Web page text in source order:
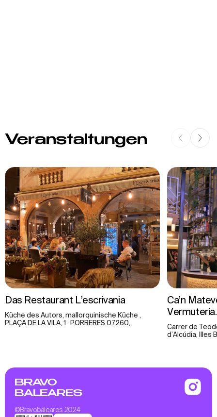
Veranstaltungen
Das Restaurant L’escrivania
Küche des Autors, mallorquinische Küche ,
PLAÇA DE LA VILA, 1 · PORRERES 07260,
Ca’n
Carrer de
d’Alcúdia, Illes
BRAVO
BALEARES
©Bravobaleares 2024